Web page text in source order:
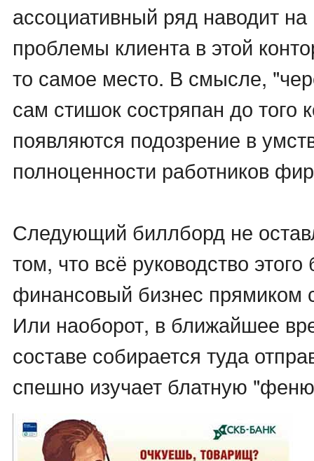
ассоциативный ряд наводит
проблемы клиента в этой
то самое место. В смысле,
сам стишок состряпан до того
появляются подозрение в
полноценности работников
Следующий биллборд не
том, что всё руководство
финансовый бизнес прямиком
Или наоборот, в ближайшее
составе собирается туда
спешно изучает блатную